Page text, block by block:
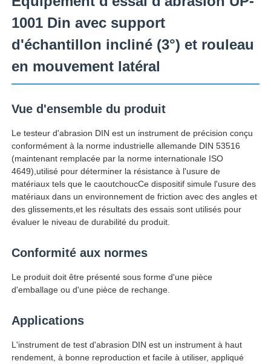
Produits
Visite d'usine
Contrôle de la qualité
Contact
Équipement d'essai en laboratoire
Chambre d'essai environnemental
Machine de test universelle
1001 Din avec support
d'échantillon incliné (3°) et rouleau
en mouvement latéral
Vue d'ensemble du produit
Le testeur d'abrasion DIN est un instrument de précision conçu
conformément à la norme industrielle allemande DIN 53516
(maintenant remplacée par la norme internationale ISO
4649),utilisé pour déterminer la résistance à l'usure de
matériaux tels que le caoutchoucCe dispositif simule l'usure des
matériaux dans un environnement de friction avec des angles et
des glissements,et les résultats des essais sont utilisés pour
évaluer le niveau de durabilité du produit.
Conformité aux normes
Le produit doit être présenté sous forme d'une pièce
d'emballage ou d'une pièce de rechange.
Applications
L'instrument de test d'abrasion DIN est un instrument à haut
rendement, à bonne reproduction et facile à utiliser, appliqué